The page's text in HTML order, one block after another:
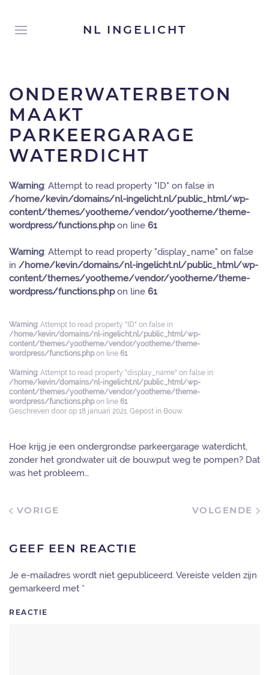
NL INGELICHT
ONDERWATERBETON
MAAKT
PARKEERGARAGE
WATERDICHT
Warning: Attempt to read property "ID" on false in
/home/kevin/domains/nl-ingelicht.nl/public_html/wp-
content/themes/yootheme/vendor/yootheme/theme-
wordpress/functions.phpon line 61
Warning: Attempt to read property "display_name" on false
in /home/kevin/domains/nl-ingelicht.nl/public_html/wp-
content/themes/yootheme/vendor/yootheme/theme-
wordpress/functions.phpon line 61
Warning: Attempt to read property "ID" on false in
/home/kevin/domains/nl-ingelicht.nl/public_html/wp-
content/themes/yootheme/vendor/yootheme/theme-
wordpress/functions.phpon line 61
Warning: Attempt to read property "display_name" on false in
/home/kevin/domains/nl-ingelicht.nl/public_html/wp-
content/themes/yootheme/vendor/yootheme/theme-
wordpress/functions.phpon line 61
Geschreven door op 18 januari 2021. Gepost in Bouw.
Hoe krijg je een ondergrondse parkeergarage waterdicht,
zonder het grondwater uit de bouwput weg te pompen? Dat
was het probleem…
VORIGE VOLGENDE
GEEF EEN REACTIE
Je e-mailadres wordt niet gepubliceerd. Vereiste velden zijn
gemarkeerd met *
REACTIE